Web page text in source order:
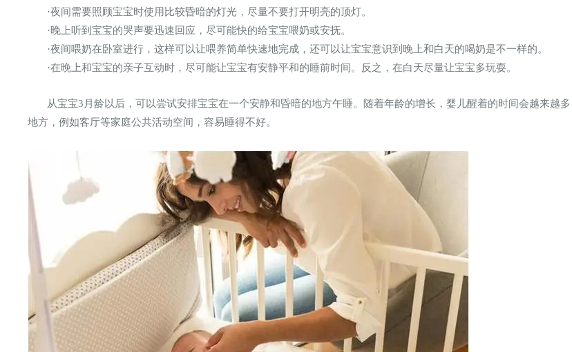
·夜间需要照顾宝宝时使用比较昏暗的灯光，尽量不要打开明亮的顶灯。
·晚上听到宝宝的哭声要迅速回应，尽可能快的给宝宝喂奶或安抚。
·夜间喂奶在卧室进行，这样可以让喂养简单快速地完成，还可以让宝宝意识到晚上和白天的喝奶是不一样的。
·在晚上和宝宝的亲子互动时，尽可能让宝宝有安静平和的睡前时间。反之，在白天尽量让宝宝多玩耍。
从宝宝3月龄以后，可以尝试安排宝宝在一个安静和昏暗的地方午睡。随着年龄的增长，婴儿醒着的时间会越来越
地方，例如客厅等家庭公共活动空间，容易睡得不好。